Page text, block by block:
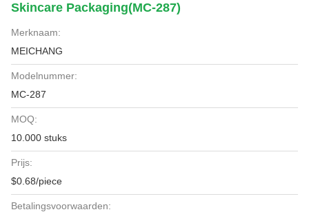
Skincare Packaging(MC-287)
Merknaam:
MEICHANG
Modelnummer:
MC-287
MOQ:
10.000 stuks
Prijs:
$0.68/piece
Betalingsvoorwaarden: